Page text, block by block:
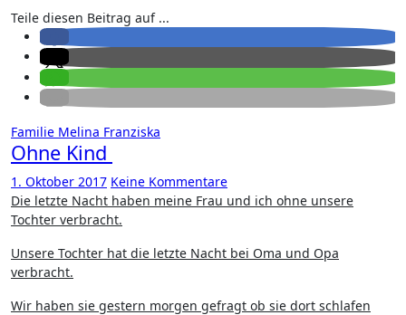
Teile diesen Beitrag auf ...
Familie Melina Franziska
Ohne Kind
1. Oktober 2017 Keine Kommentare
Die letzte Nacht haben meine Frau und ich ohne unsere
Tochter verbracht.
Unsere Tochter hat die letzte Nacht bei Oma und Opa
verbracht.
Wir haben sie gestern morgen gefragt ob sie dort schlafen